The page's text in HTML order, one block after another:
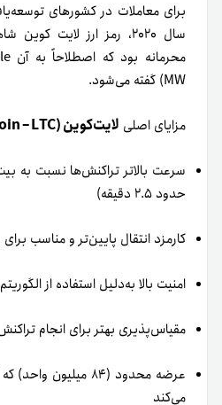
برای معاملات در کشور‌های
سال ۲۰۲۰، رمز ارز لایت
MW) گفته می‌شود.
مزایای اصلی لایت‌کوین (Litecoin – LTC)
سرعت بالاتر تراکنش‌ها نسبت به
حدود ۲.۵ دقیقه)
کارمزد انتقال پایین‌تر و مناسب
امنیت بالا به‌دلیل استفاده از
مقیاس‌پذیری بهتر برای انجام
عرضه محدود (۸۴
می‌کند